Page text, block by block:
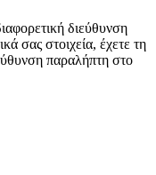
διεύθυνση
σας στοιχεία, έχετε τη
παραλήπτη στο